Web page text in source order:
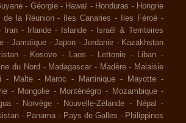
- Géorgie - Hawaï - Honduras - Hongrie
de la Réunion - Iles Canaries - Iles Féroé -
Iran - Irlande - Islande -
Israël & Territoires
- Jamaïque - Japon - Jordanie - Kazakhstan
- Kosovo - Laos - Lettonie - Liban -
du Nord - Madagascar - Madère - Malaisie
- Malte - Maroc - Martinique - Mayotte -
- Mongolie - Monténégro - Mozambique -
- Norvège - Nouvelle-Zélande - Népal
-
- Panama - Pays de Galles - Philippines